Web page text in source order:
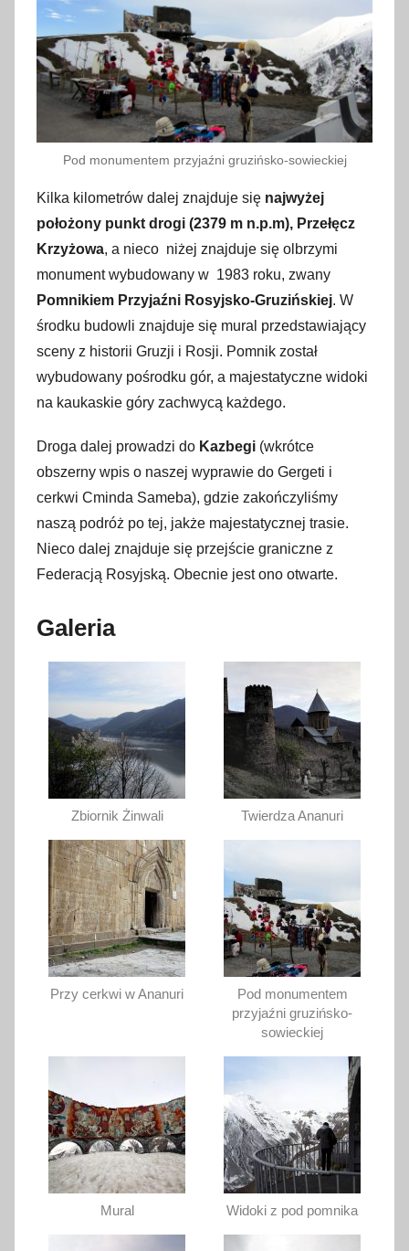
Pod monumentem przyjaźni gruzińsko-sowieckiej
Kilka kilometrów dalej znajduje się najwyżej
położony punkt drogi (2379 m n.p.m), Przełęcz
Krzyżowa, a nieco niżej znajduje się olbrzymi
monument wybudowany w 1983 roku, zwany
Pomnikiem Przyjaźni Rosyjsko-Gruzińskiej. W
środku budowli znajduje się mural przedstawiający
sceny z historii Gruzji i Rosji. Pomnik został
wybudowany pośrodku gór, a majestatyczne widoki
na kaukaskie góry zachwycą każdego.
Droga dalej prowadzi do Kazbegi (wkrótce
obszerny wpis o naszej wyprawie do Gergeti i
cerkwi Cminda Sameba), gdzie zakończyliśmy
naszą podróż po tej, jakże majestatycznej trasie.
Nieco dalej znajduje się przejście graniczne z
Federacją Rosyjską. Obecnie jest ono otwarte.
Galeria
Zbiornik Żinwali Twierdza Ananuri
Przy cerkwi w Ananuri
Pod monumentem
przyjaźni gruzińsko-
sowieckiej
Mural Widoki z pod pomnika